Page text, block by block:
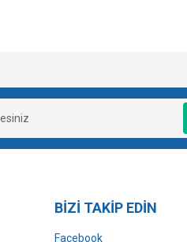
BİZİ TAKİP EDİN
Facebook